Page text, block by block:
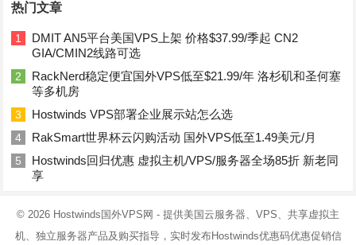
热门文章
1
DMIT AN5平台美国VPS上架 价格$37.99/季起 CN2
GIA/CMIN2线路可选
2
RackNerd稳定便宜国外VPS低至$21.99/年 洛杉矶和圣何塞
等多机房
3 Hostwinds VPS部署企业展示站怎么选
4 RakSmart世界杯云闪购活动 国外VPS低至1.49美元/月
5
Hostwinds回归优惠 虚拟主机/VPS/服务器全场85折 新老同
享
© 2026 Hostwinds国外VPS网 - 提供美国云服务器、VPS、共享虚拟主
机、独立服务器产品及购买指导，实时发布Hostwinds优惠码优惠促销信